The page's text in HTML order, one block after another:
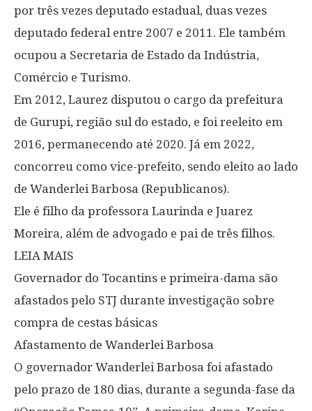
por três vezes deputado estadual, duas vezes
deputado federal entre 2007 e 2011. Ele também
ocupou a Secretaria de Estado da Indústria,
Comércio e Turismo.
Em 2012, Laurez disputou o cargo da prefeitura
de Gurupi, região sul do estado, e foi reeleito em
2016, permanecendo até 2020. Já em 2022,
concorreu como vice-prefeito, sendo eleito ao lado
de Wanderlei Barbosa (Republicanos).
Ele é filho da professora Laurinda e Juarez
Moreira, além de advogado e pai de três filhos.
LEIA MAIS
Governador do Tocantins e primeira-dama são
afastados pelo STJ durante investigação sobre
compra de cestas básicas
Afastamento de Wanderlei Barbosa
O governador Wanderlei Barbosa foi afastado
pelo prazo de 180 dias, durante a segunda-fase da